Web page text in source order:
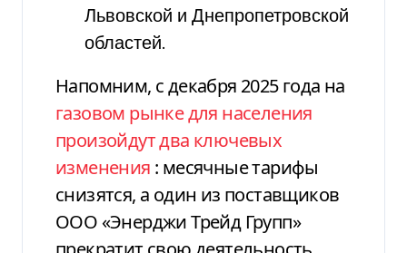
Львовской и Днепропетровской
областей.
Напомним, с декабря 2025 года на
газовом рынке для населения
произойдут два ключевых
изменения : месячные тарифы
снизятся, а один из поставщиков
ООО «Энерджи Трейд Групп»